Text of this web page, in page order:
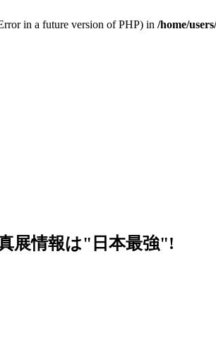
in a future version of PHP) in /home/
展情報は"日本最強"!